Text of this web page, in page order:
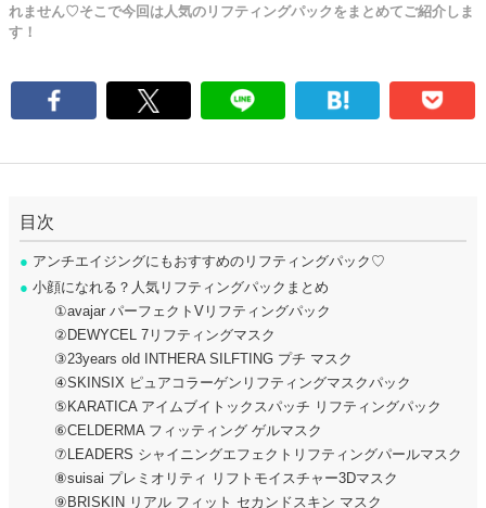
れません♡そこで今回は人気のリフティングパックをまとめてご紹介しま
す！
目次
● アンチエイジングにもおすすめのリフティングパック♡
● 小顔になれる？人気リフティングパックまとめ
①avajar パーフェクトVリフティングパック
②DEWYCEL 7リフティングマスク
③23years old INTHERA SILFTING プチ マスク
④SKINSIX ピュアコラーゲンリフティングマスクパック
⑤KARATICA アイムブイトックスパッチ リフティングパック
⑥CELDERMA フィッティング ゲルマスク
⑦LEADERS シャイニングエフェクトリフティングパールマスク
⑧suisai プレミオリティ リフトモイスチャー3Dマスク
⑨BRISKIN リアル フィット セカンドスキン マスク